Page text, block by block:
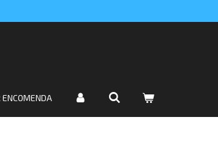
ENCOMENDA